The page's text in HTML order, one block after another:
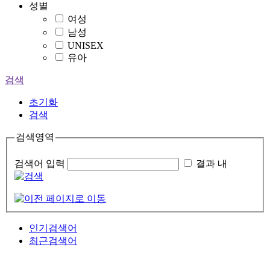
성별
여성
남성
UNISEX
유아
검색
초기화
검색
검색영역
검색어 입력 결과 내
인기검색어
최근검색어